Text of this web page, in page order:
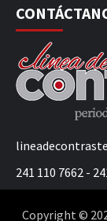
241 110 7662 -
Copyright ©